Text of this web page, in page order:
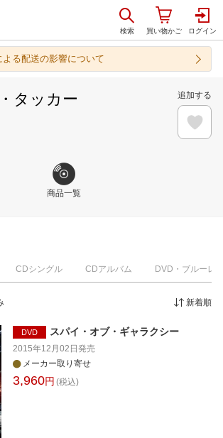
よる配送の影響について
タッカー 追加する
商品一覧
CDシングル CDアルバム DVD・ブルーレ
新着順
DVD スパイ・オブ・ギャラクシー
2015年12月02日 発売
メーカー取り寄せ
3,960円 (税込)